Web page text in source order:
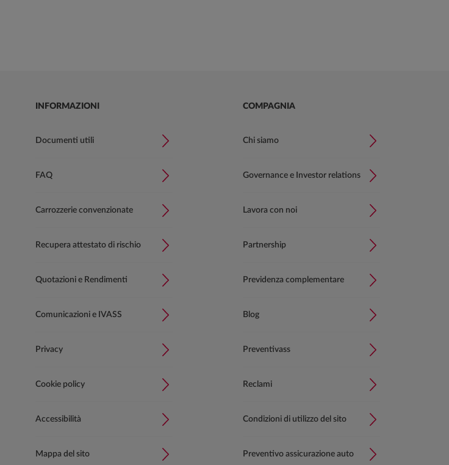
INFORMAZIONI
Documenti utili
FAQ
Carrozzerie convenzionate
Recupera attestato di rischio
Quotazioni e Rendimenti
Comunicazioni e IVASS
Privacy
Cookie policy
Accessibilità
Mappa del sito
COMPAGNIA
Chi siamo
Governance e Investor relations
Lavora con noi
Partnership
Previdenza complementare
Blog
Preventivass
Reclami
Condizioni di utilizzo del sito
Preventivo assicurazione auto